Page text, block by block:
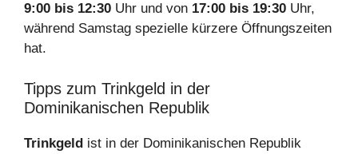
9:00 bis 12:30 Uhr und von 17:00 bis 19:30 Uhr,
während Samstag spezielle kürzere Öffnungszeiten
hat.
Tipps zum Trinkgeld in der
Dominikanischen Republik
Trinkgeld ist in der Dominikanischen Republik